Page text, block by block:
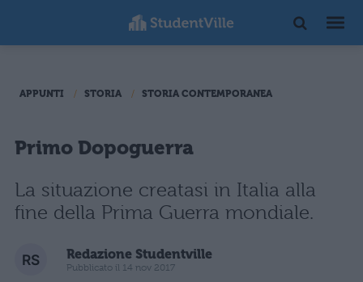
APPUNTI STORIA STORIA CONTEMPORANEA
Primo Dopoguerra
La situazione creatasi in Italia alla
fine della Prima Guerra mondiale.
Redazione Studentville
Pubblicato il 14 nov 2017